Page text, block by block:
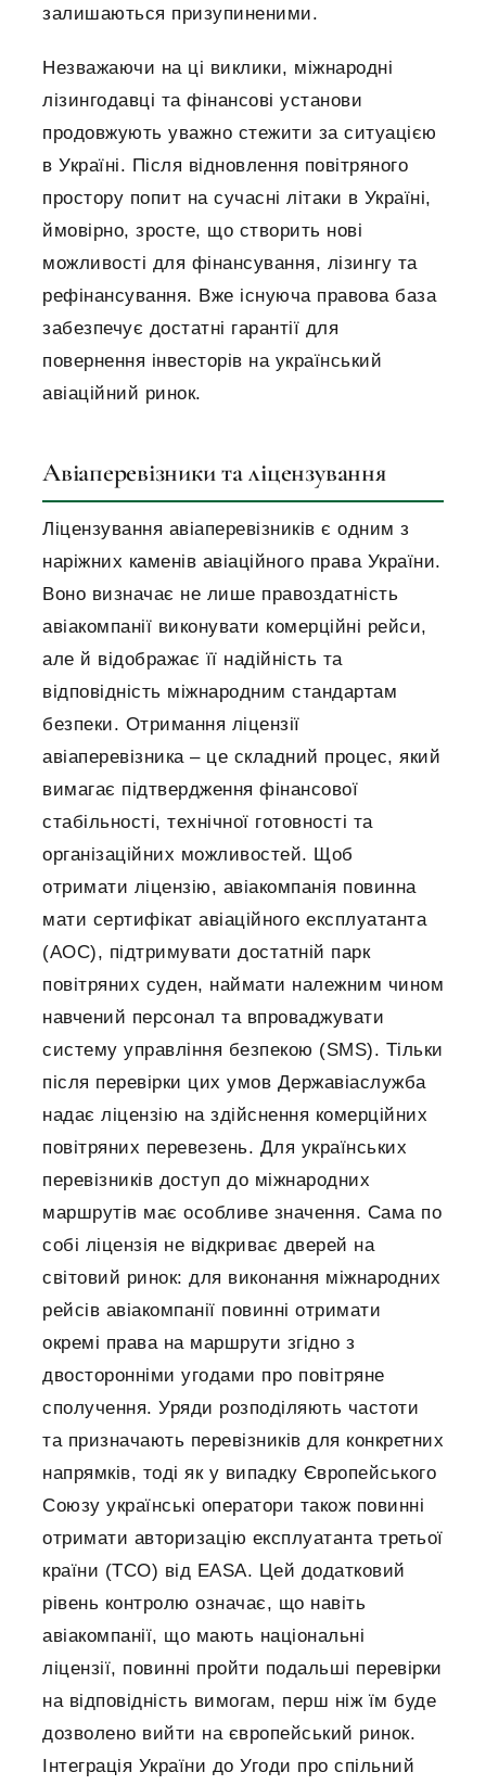
залишаються призупиненими.
Незважаючи на ці виклики, міжнародні
лізингодавці та фінансові установи
продовжують уважно стежити за ситуацією
в Україні. Після відновлення повітряного
простору попит на сучасні літаки в Україні,
ймовірно, зросте, що створить нові
можливості для фінансування, лізингу та
рефінансування. Вже існуюча правова база
забезпечує достатні гарантії для
повернення інвесторів на український
авіаційний ринок.
Авіаперевізники та ліцензування
Ліцензування авіаперевізників є одним з
наріжних каменів авіаційного права України.
Воно визначає не лише правоздатність
авіакомпанії виконувати комерційні рейси,
але й відображає її надійність та
відповідність міжнародним стандартам
безпеки. Отримання ліцензії
авіаперевізника – це складний процес, який
вимагає підтвердження фінансової
стабільності, технічної готовності та
організаційних можливостей. Щоб
отримати ліцензію, авіакомпанія повинна
мати сертифікат авіаційного експлуатанта
(AOC), підтримувати достатній парк
повітряних суден, наймати належним чином
навчений персонал та впроваджувати
систему управління безпекою (SMS). Тільки
після перевірки цих умов Державіаслужба
надає ліцензію на здійснення комерційних
повітряних перевезень. Для українських
перевізників доступ до міжнародних
маршрутів має особливе значення. Сама по
собі ліцензія не відкриває дверей на
світовий ринок: для виконання міжнародних
рейсів авіакомпанії повинні отримати
окремі права на маршрути згідно з
двосторонніми угодами про повітряне
сполучення. Уряди розподіляють частоти
та призначають перевізників для конкретних
напрямків, тоді як у випадку Європейського
Союзу українські оператори також повинні
отримати авторизацію експлуатанта третьої
країни (TCO) від EASA. Цей додатковий
рівень контролю означає, що навіть
авіакомпанії, що мають національні
ліцензії, повинні пройти подальші перевірки
на відповідність вимогам, перш ніж їм буде
дозволено вийти на європейський ринок.
Інтеграція України до Угоди про спільний